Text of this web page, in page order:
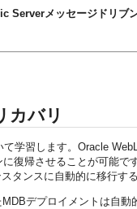
メッセージドリブ
カバリ
学習します。 Oracle
復帰させることが可能
タンスに自動的に移行す
デプロイメントは自